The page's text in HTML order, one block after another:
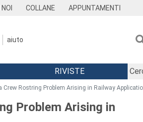
COLLANE APPUNTAMENTI
aiuto
RIVISTE
Rostring Problem Arising in Railway
Problem Arising in